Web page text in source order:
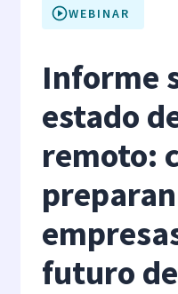
WEBINAR
Informe
estado
remoto:
futuro